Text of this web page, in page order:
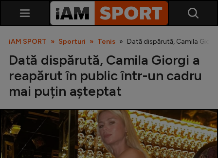
SuperLiga
Liga 2
iAM SPORT Sporturi Tenis Dată dispărută, Camila
Dată dispărută, Camila Giorgi a
reapărut în public într-un cadru
mai puțin așteptat